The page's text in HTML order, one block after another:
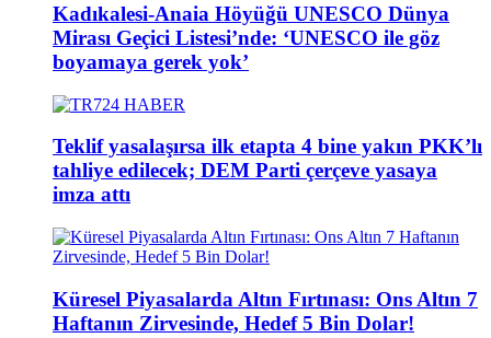
Kadıkalesi-Anaia Höyüğü UNESCO Dünya
Mirası Geçici Listesi’nde: ‘UNESCO ile göz
boyamaya gerek yok’
Teklif yasalaşırsa ilk etapta 4 bine yakın PKK’lı
tahliye edilecek; DEM Parti çerçeve yasaya
imza attı
Küresel Piyasalarda Altın Fırtınası: Ons Altın 7
Haftanın Zirvesinde, Hedef 5 Bin Dolar!